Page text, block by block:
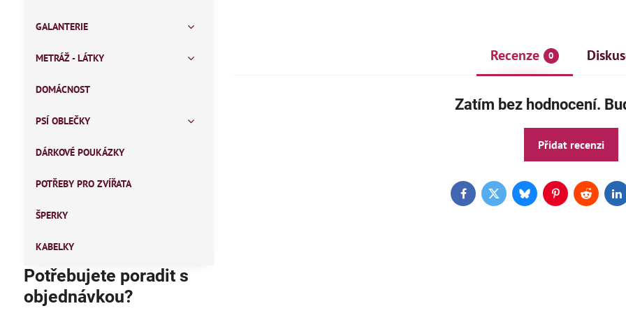
Recenze 0
Zatím bez hodnocení.
Přidat recenzi
FacebookTwitterBlueskyPinterestReddit
GALANTERIE
METRÁŽ - LÁTKY
DOMÁCNOST
PSÍ OBLEČKY
DÁRKOVÉ POUKÁZKY
POTŘEBY PRO ZVÍŘATA
ŠPERKY
KABELKY
Potřebujete poradit s
objednávkou?